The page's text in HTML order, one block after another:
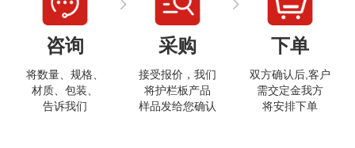
咨询
将数量、规格、
材质、包装、
告诉我们
采购
接受报价，我们
将护栏板产品
样品发给您确认
下单
双方确认后,客户
需交定金我方
将安排下单